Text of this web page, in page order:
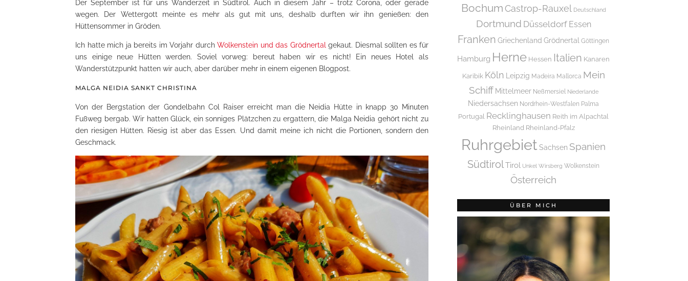
Der September ist für uns Wanderzeit in Südtirol. Auch in diesem Jahr – trotz Corona, oder gerade
wegen. Der Wettergott meinte es mehr als gut mit uns, deshalb durften wir ihn genießen: den
Hüttensommer in Gröden.
Ich hatte mich ja bereits im Vorjahr durch Wolkenstein und das Grödnertal gekaut. Diesmal sollten es für
uns einige neue Hütten werden. Soviel vorweg: bereut haben wir es nicht! Ein neues Hotel als
Wanderstützpunkt hatten wir auch, aber darüber mehr in einem eigenen Blogpost.
MALGA NEIDIA SANKT CHRISTINA
Von der Bergstation der Gondelbahn Col Raiser erreicht man die Neidia Hütte in knapp 30 Minuten
Fußweg bergab. Wir hatten Glück, ein sonniges Plätzchen zu ergattern, die Malga Neidia gehört nicht zu
den riesigen Hütten. Riesig ist aber das Essen. Und damit meine ich nicht die Portionen, sondern den
Geschmack.
Bochum Castrop-Rauxel Deutschland
Dortmund Düsseldorf Essen
Franken Griechenland Grödnertal Göttingen
Hamburg Herne Hessen Italien Kanaren
Karibik Köln Leipzig Madeira Mallorca Mein
Schiff Mittelmeer Neßmersiel Niederlande
Niedersachsen Nordrhein-Westfalen Palma
Portugal Recklinghausen Reith im Alpachtal
Rheinland Rheinland-Pfalz
Ruhrgebiet Sachsen Spanien
SüdtirolTirol Unkel Wirsberg Wolkenstein
Österreich
ÜBER MICH